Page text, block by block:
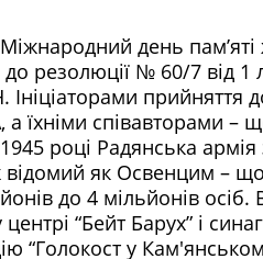
Міжнародний день
резолюції № 60/7 від 1
прийняття
а їхніми співавторами
році Радянська
відомий як Освенцим –
до 4 мільйонів
“Бейт Барух” і
“Голокост у